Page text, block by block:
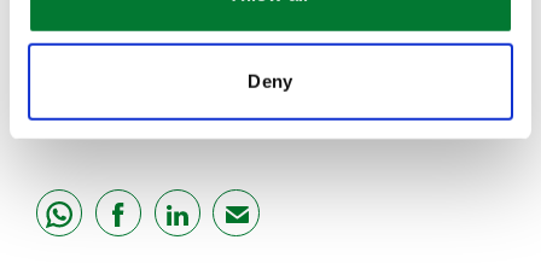
Deny
haciendo que la agricultura convencional sea más
sostenible a través de la innovación.
aquí para leer la entrevista completa!
share share share mail